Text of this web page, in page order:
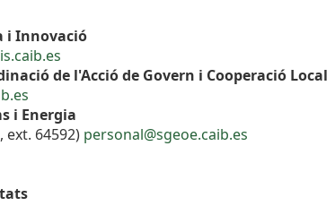
i Innovació
de l'Acció de Govern i Cooperació Local
i Energia
ext. 64592) personal@sgeoe.caib.es